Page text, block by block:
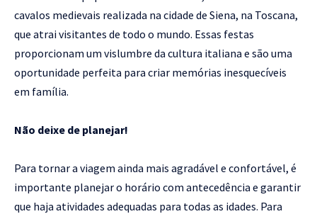
cavalos medievais realizada na cidade de Siena, na Toscana,
que atrai visitantes de todo o mundo. Essas festas
proporcionam um vislumbre da cultura italiana e são uma
oportunidade perfeita para criar memórias inesquecíveis
em família.
Não deixe de planejar!
Para tornar a viagem ainda mais agradável e confortável, é
importante planejar o horário com antecedência e garantir
que haja atividades adequadas para todas as idades. Para